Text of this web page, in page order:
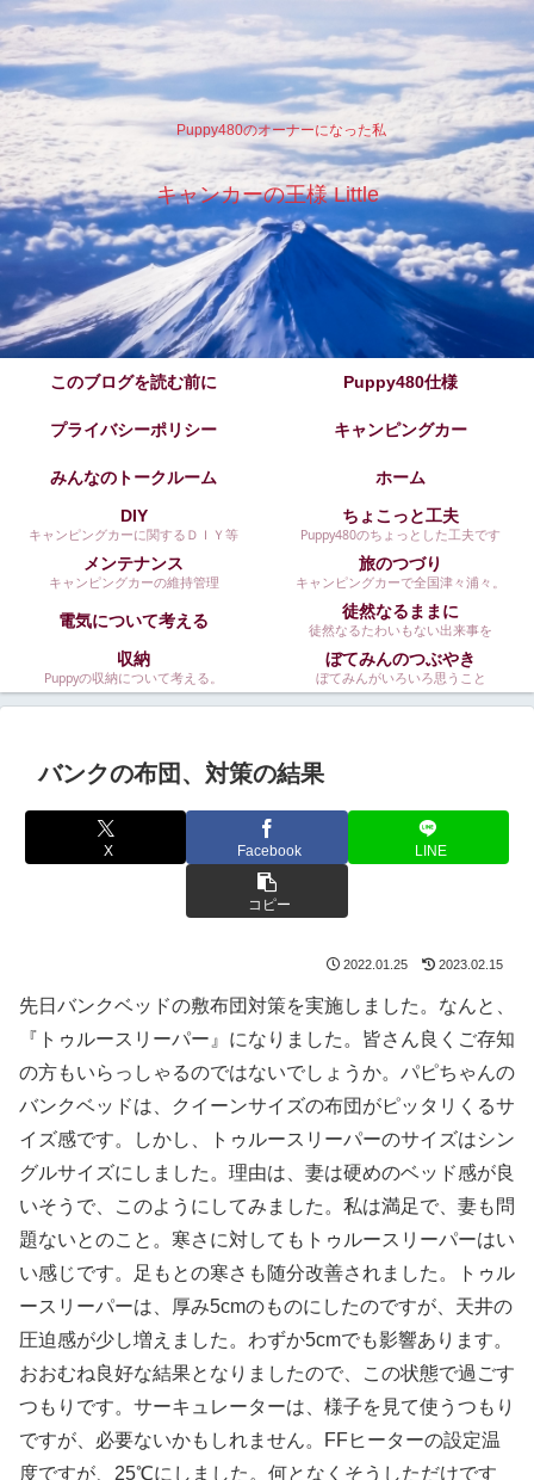
Puppy480のオーナーになった私
キャンカーの王様 Little
このブログを読む前に Puppy480仕様
プライバシーポリシー キャンピングカー
みんなのトークルーム
ホーム
DIY
キャンピングカーに関するＤＩＹ等
ちょこっと工夫
Puppy480のちょっとした工夫です
メンテナンス
キャンピングカーの維持管理
旅のつづり
キャンピングカーで全国津々浦々。
電気について考える 徒然なるままに
徒然なるたわいもない出来事を
収納
Puppyの収納について考える。
ぼてみんのつぶやき
ぼてみんがいろいろ思うこと
バンクの布団、対策の結果
X Facebook LINE
コピー
2022.01.25 2023.02.15
先日バンクベッドの敷布団対策を実施しました。なんと、
『トゥルースリーパー』になりました。皆さん良くご存知
の方もいらっしゃるのではないでしょうか。パピちゃんの
バンクベッドは、クイーンサイズの布団がピッタリくるサ
イズ感です。しかし、トゥルースリーパーのサイズはシン
グルサイズにしました。理由は、妻は硬めのベッド感が良
いそうで、このようにしてみました。私は満足で、妻も問
題ないとのこと。寒さに対してもトゥルースリーパーはい
い感じです。足もとの寒さも随分改善されました。トゥル
ースリーパーは、厚み5cmのものにしたのですが、天井の
圧迫感が少し増えました。わずか5cmでも影響あります。
おおむね良好な結果となりましたので、この状態で過ごす
つもりです。サーキュレーターは、様子を見て使うつもり
ですが、必要ないかもしれません。FFヒーターの設定温
度ですが、25℃にしました。何となくそうしただけです